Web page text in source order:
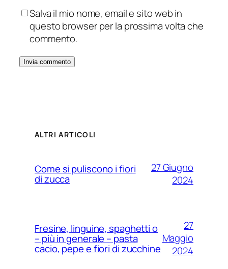
Salva il mio nome, email e sito web in
questo browser per la prossima volta che
commento.
ALTRI ARTICOLI
Come si puliscono i fiori
di zucca
27 Giugno
2024
Fresine, linguine, spaghetti o
– più in generale – pasta
cacio, pepe e fiori di zucchine
27
Maggio
2024